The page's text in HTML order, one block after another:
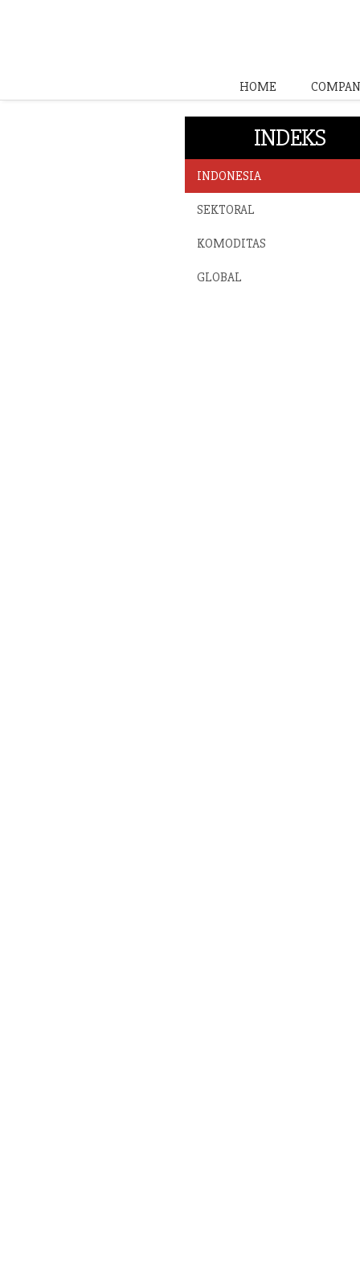
HOME
INDEKS
INDONESIA
SEKTORAL
KOMODITAS
GLOBAL